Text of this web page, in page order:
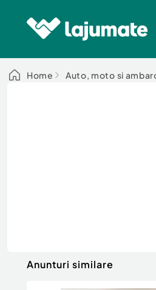
Home Auto, moto si
Anunturi similare